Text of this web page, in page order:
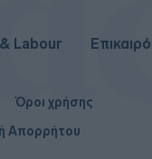
Labour
Όροι χρήσης
Απορρήτου